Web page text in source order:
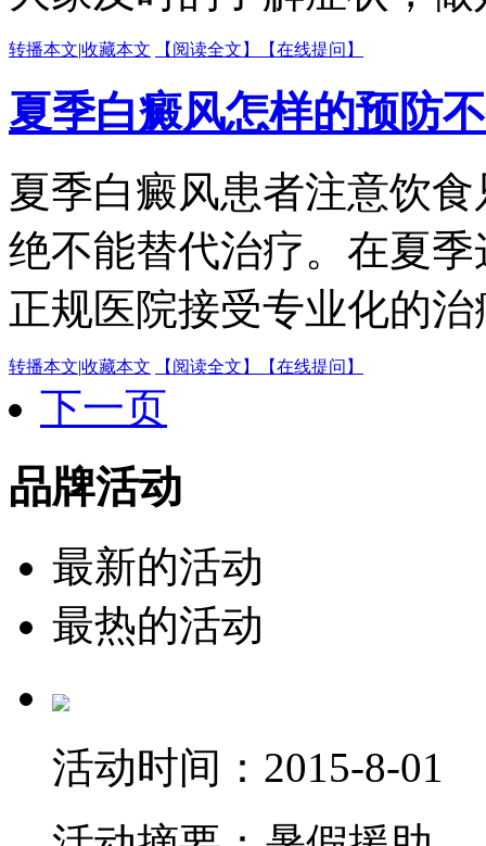
转播本文|收藏本文 【阅读全文】 【在线提问】
夏季白癜风怎样的预防
夏季白癜风患者注意饮
绝不能替代治疗。在夏
正规医院接受专业化的治
转播本文|收藏本文 【阅读全文】 【在线提问】
下一页
品牌活动
最新的活动
最热的活动
活动时间： 2015-8-01